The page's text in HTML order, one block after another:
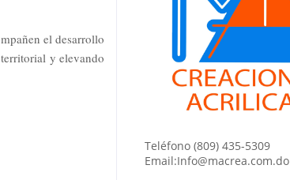
el desarrollo
y elevando
Teléfono (809) 435-5309
Email:Info@macrea.com.do